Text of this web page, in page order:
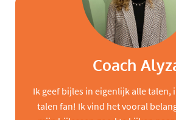
Coach
Ik geef bijles in eigenlijk alle talen,
talen fan! Ik vind het vooral